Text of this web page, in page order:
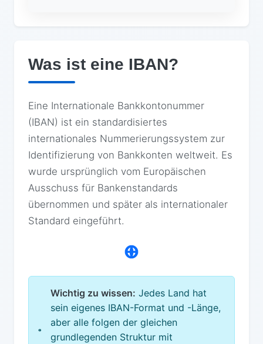
Was ist eine IBAN?
Eine Internationale Bankkontonummer
(IBAN) ist ein standardisiertes
internationales Nummerierungssystem zur
Identifizierung von Bankkonten weltweit. Es
wurde ursprünglich vom Europäischen
Ausschuss für Bankenstandards
übernommen und später als internationaler
Standard eingeführt.
Wichtig zu wissen: Jedes Land hat
sein eigenes IBAN-Format und -Länge,
aber alle folgen der gleichen
grundlegenden Struktur mit